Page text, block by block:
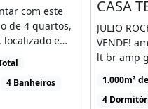
com este
de 4 quartos,
em
[...]
4 Banheiros
JULIO
VENDE!
lt br amp
1.000m²
4